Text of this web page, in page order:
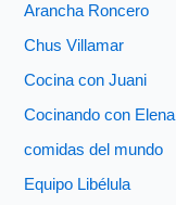
Arancha Roncero
Chus Villamar
Cocina con Juani
Cocinando con Elena
comidas del mundo
Equipo Libélula